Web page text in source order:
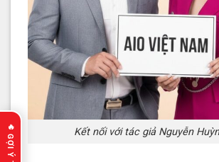
Kết nối với tác giả Nguyễn